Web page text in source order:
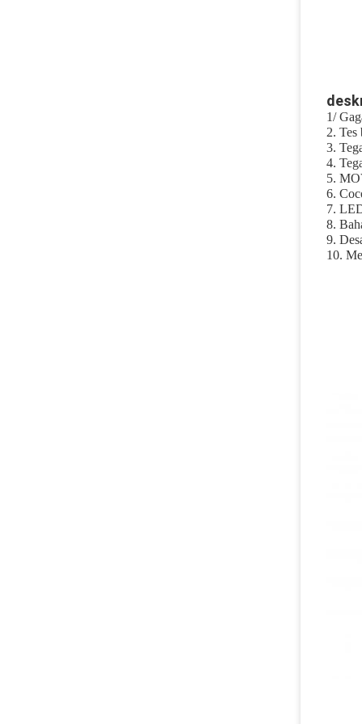
1/
2.
3.
4.
5.
6.
7.
8.
9.
10.